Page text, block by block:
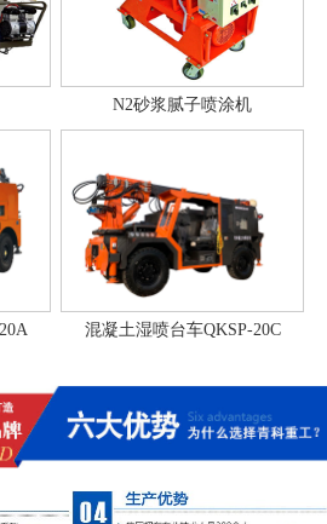
N2砂浆腻子喷涂机
混凝土湿喷台车QKSP-20C